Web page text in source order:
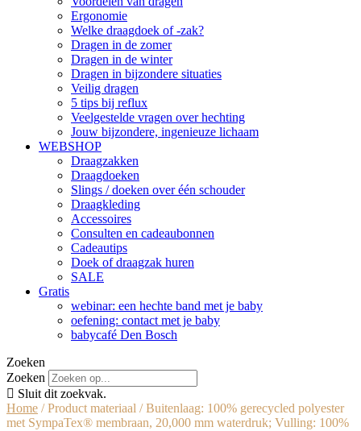
Ergonomie
Welke draagdoek of -zak?
Dragen in de zomer
Dragen in de winter
Dragen in bijzondere situaties
Veilig dragen
5 tips bij reflux
Veelgestelde vragen over hechting
Jouw bijzondere, ingenieuze lichaam
WEBSHOP
Draagzakken
Draagdoeken
Slings / doeken over één schouder
Draagkleding
Accessoires
Consulten en cadeaubonnen
Cadeautips
Doek of draagzak huren
SALE
Gratis
webinar: een hechte band met je baby
oefening: contact met je baby
babycafé Den Bosch
Zoeken
Zoeken
Sluit dit zoekvak.
Home / Product materiaal / Buitenlaag: 100% gerecycled polyester
met SympaTex® membraan, 20,000 mm waterdruk; Vulling: 100%